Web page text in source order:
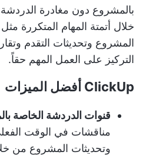
بالمشروع دون مغادرة
خلال أتمتة المهام المتكررة
المشروع وتحديثات التقدم
التركيز على العمل المهم حقاً.
ClickUp أفضل الميزات
قنوات الدردشة الخاصة
مناقشات في الوقت
وتحديثات المشروع من